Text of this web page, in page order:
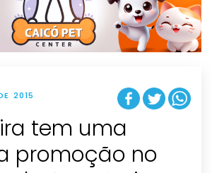
t
i
o
n
2015
tem uma
promoção no